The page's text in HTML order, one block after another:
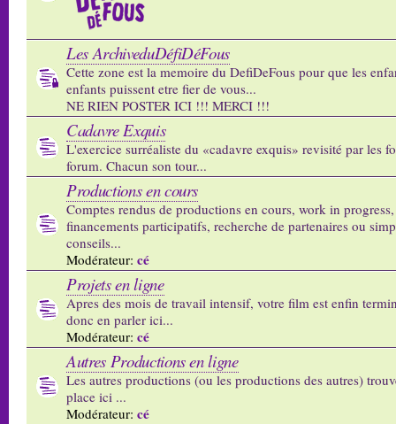
Les ArchiveduDéfiDéFous
Cette zone est la memoire du DefiDeFous pour que les
enfants puissent etre fier de vous...
NE RIEN POSTER ICI !!! MERCI !!!
Cadavre Exquis
L'exercice surréaliste du «cadavre exquis» revisité par les
forum. Chacun son tour...
Productions en cours
Comptes rendus de productions en cours, work in
financements participatifs, recherche de partenaires ou
conseils...
Modérateur: cé
Projets en ligne
Apres des mois de travail intensif, votre film est enfin
donc en parler ici...
Modérateur: cé
Autres Productions en ligne
Les autres productions (ou les productions des autres)
place ici ...
Modérateur: cé